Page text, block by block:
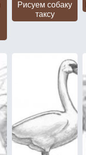
Рисуем собаку
таксу